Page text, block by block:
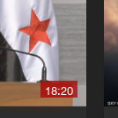
18:20